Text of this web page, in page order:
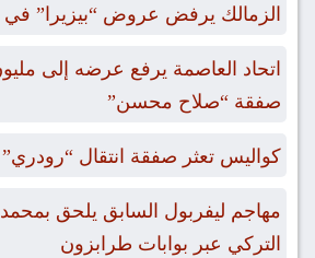
الزمالك يرفض عروض “بيزيرا”
اتحاد العاصمة يرفع عرضه إلى
صفقة “صلاح محسن”
كواليس تعثر صفقة انتقال
مهاجم ليفربول السابق يلحق
التركي عبر بوابات طرابزون